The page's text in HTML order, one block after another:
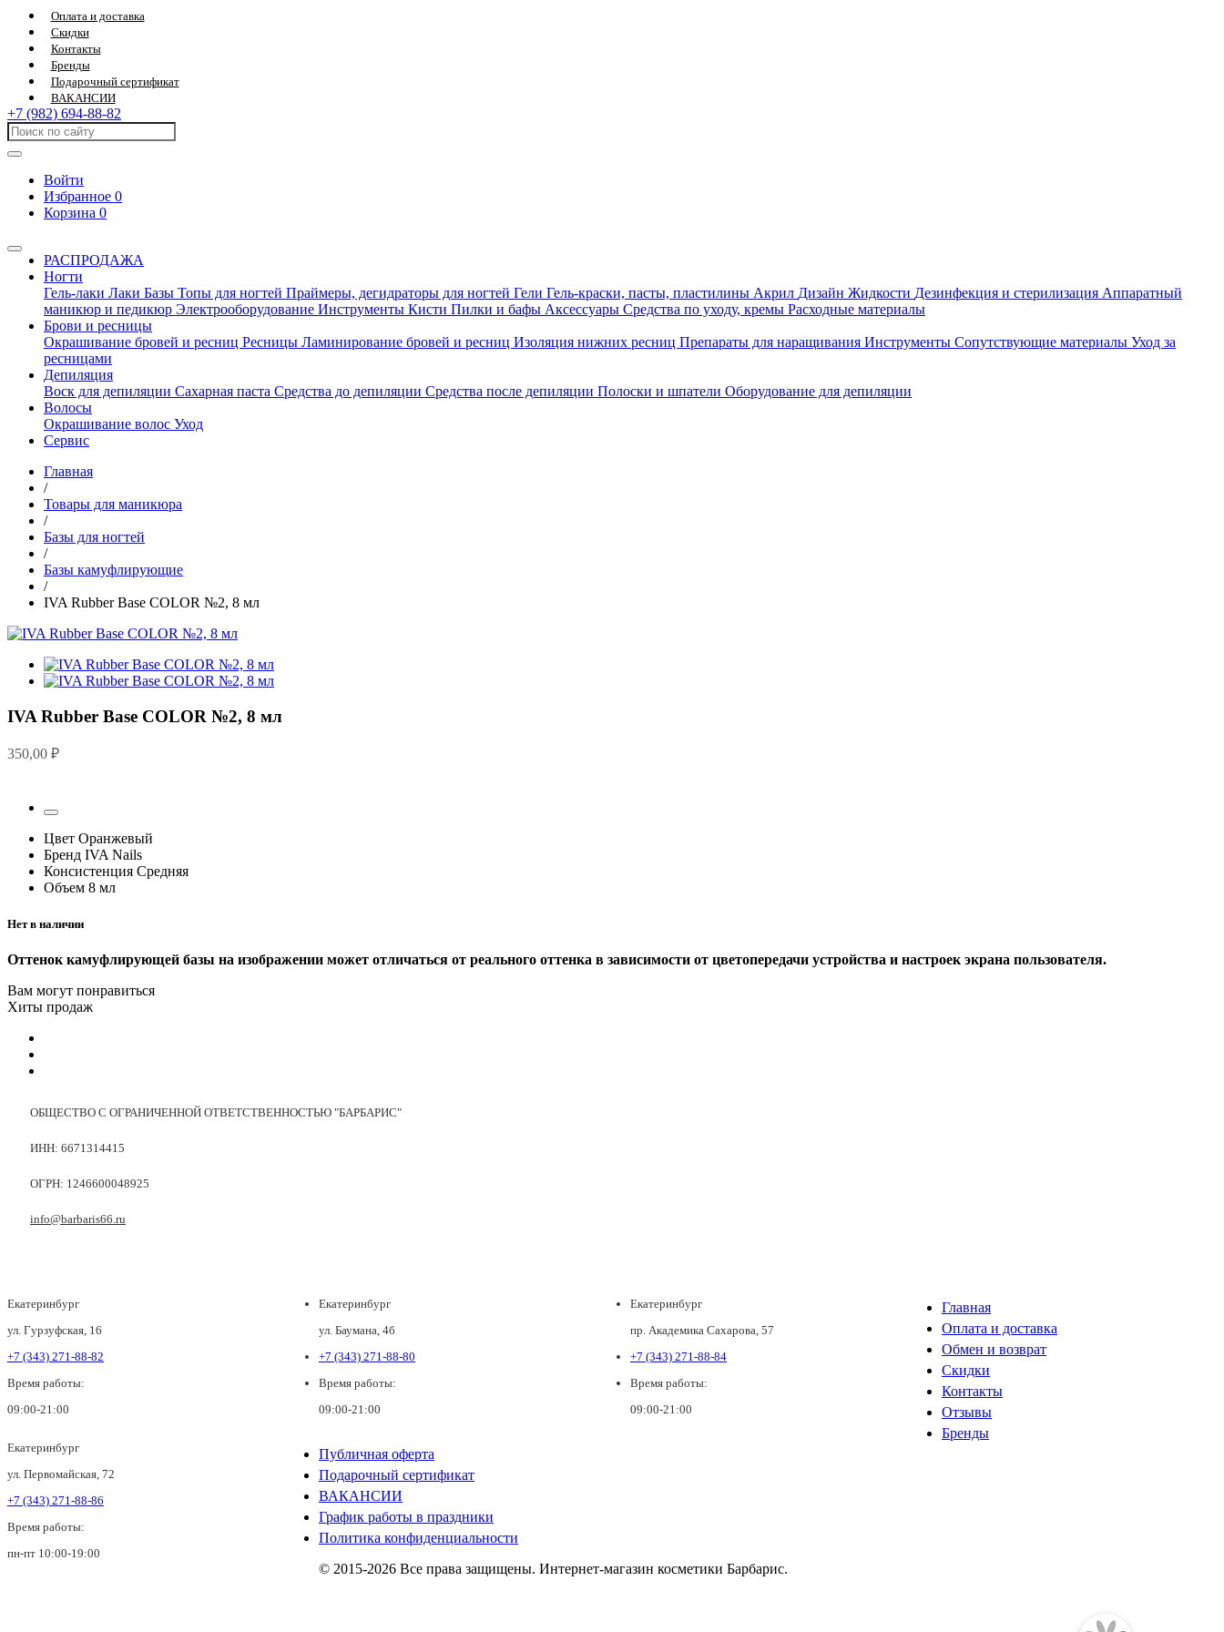
Оплата и доставка
Скидки
Контакты
Бренды
Подарочный сертификат
ВАКАНСИИ
+7 (982) 694-88-82
Войти
Избранное 0
Корзина 0
РАСПРОДАЖА
Ногти
Гель-лаки Лаки Базы Топы для ногтей Праймеры, дегидраторы для ногтей Гели Гель-краски, пасты, пластилины Акрил Дизайн Жидкости Дезинфекция и стерилизация Аппаратный
маникюр и педикюр Электрооборудование Инструменты Кисти Пилки и бафы Аксессуары Средства по уходу, кремы Расходные материалы
Брови и ресницы
Окрашивание бровей и ресниц Ресницы Ламинирование бровей и ресниц Изоляция нижних ресниц Препараты для наращивания Инструменты Сопутствующие материалы Уход за
ресницами
Депиляция
Воск для депиляции Сахарная паста Средства до депиляции Средства после депиляции Полоски и шпатели Оборудование для депиляции
Волосы
Окрашивание волос Уход
Сервис
Главная
/
Товары для маникюра
/
Базы для ногтей
/
Базы камуфлирующие
/
IVA Rubber Base COLOR №2, 8 мл
IVA Rubber Base COLOR №2, 8 мл
350,00 ₽
Цвет Оранжевый
Бренд IVA Nails
Консистенция Средняя
Объем 8 мл
Нет в наличии
Оттенок камуфлирующей базы на изображении может отличаться от реального оттенка в зависимости от цветопередачи устройства и настроек экрана пользователя.
Вам могут понравиться
Хиты продаж
ОБЩЕСТВО С ОГРАНИЧЕННОЙ ОТВЕТСТВЕННОСТЬЮ "БАРБАРИС"
ИНН: 6671314415
ОГРН: 1246600048925
info@barbaris66.ru
Екатеринбург
ул. Гурзуфская, 16
+7 (343) 271-88-82
Время работы:
09:00-21:00
Екатеринбург
ул. Баумана, 4б
+7 (343) 271-88-80
Время работы:
09:00-21:00
Екатеринбург
пр. Академика Сахарова, 57
+7 (343) 271-88-84
Время работы:
09:00-21:00
Екатеринбург
ул. Первомайская, 72
+7 (343) 271-88-86
Время работы:
пн-пт 10:00-19:00
Главная
Оплата и доставка
Обмен и возврат
Скидки
Контакты
Отзывы
Бренды
Публичная оферта
Подарочный сертификат
ВАКАНСИИ
График работы в праздники
Политика конфиденциальности
© 2015-2026 Все права защищены. Интернет-магазин косметики Барбарис.